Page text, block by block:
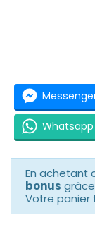
Whatsapp
En achetant
bonus
Votre panier